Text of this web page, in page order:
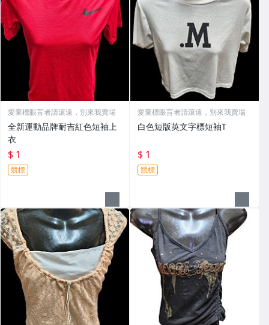
愛棄標眼盲者請滾遠，別來我賣場
全新運動品牌耐吉紅色短袖上
衣
$ 1
競標
愛棄標眼盲者請滾遠，別來我賣場
白色短版英文字標短袖T
$ 1
競標